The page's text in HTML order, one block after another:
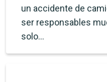
un accidente de
ser responsables
solo…